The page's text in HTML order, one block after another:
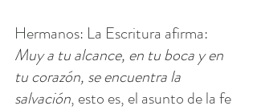
Hermanos: La Escritura afirma:
Muy a tu alcance, en tu boca y en
tu corazón, se encuentra la
salvación, esto es, el asunto de la fe